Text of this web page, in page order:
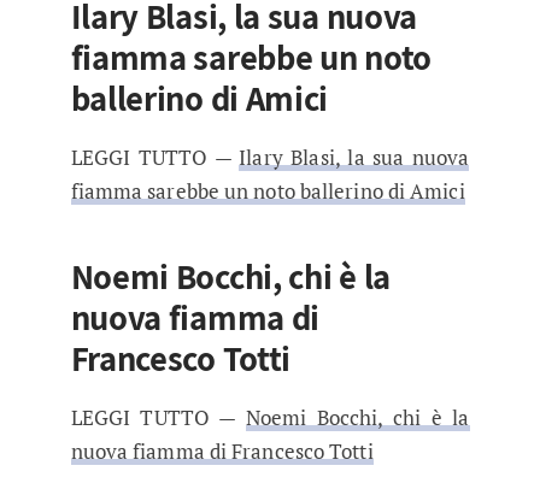
Ilary Blasi, la sua nuova
fiamma sarebbe un noto
ballerino di Amici
LEGGI TUTTO — Ilary Blasi, la sua nuova
fiamma sarebbe un noto ballerino di Amici
Noemi Bocchi, chi è la
nuova fiamma di
Francesco Totti
LEGGI TUTTO — Noemi Bocchi, chi è la
nuova fiamma di Francesco Totti